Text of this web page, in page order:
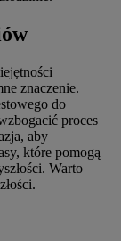
znaczenie.
do
proces
aby
które pomogą
Warto